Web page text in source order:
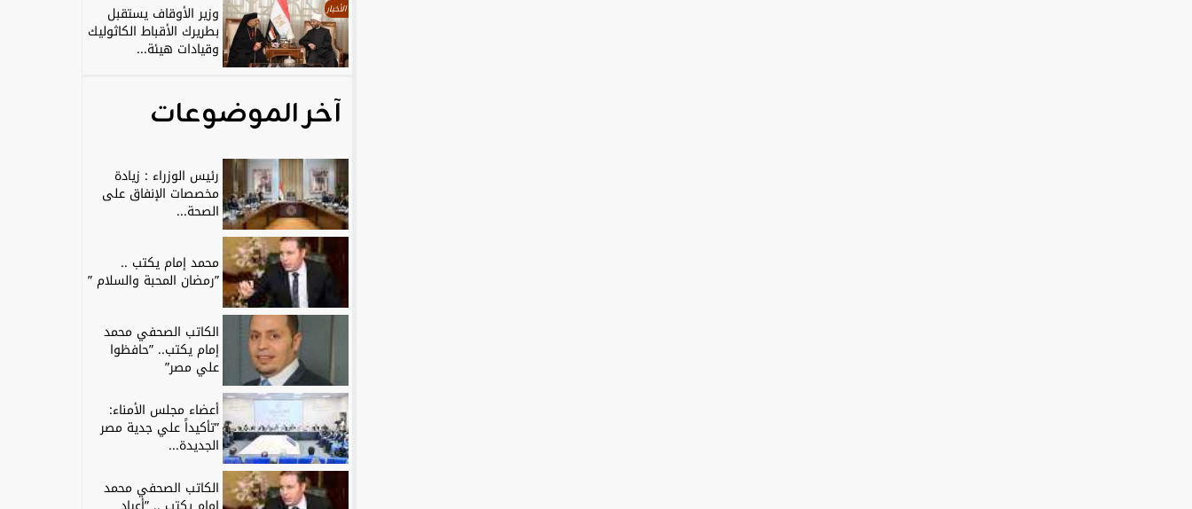
الأخبار وزير الأوقاف يستقبل
بطريرك الأقباط الكاثوليك
وقيادات هيئة...
آخر الموضوعات
رئيس الوزراء : زيادة
مخصصات الإنفاق على
الصحة...
محمد إمام يكتب ..
”رمضان المحبة والسلام ”
الكاتب الصحفي محمد
إمام يكتب.. ”حافظوا
علي مصر”
أعضاء مجلس الأمناء:
”تأكيداً علي جدية مصر
الجديدة...
الكاتب الصحفي محمد